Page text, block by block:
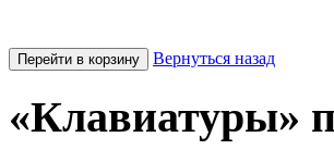
Вернуться назад
«Клавиатуры»